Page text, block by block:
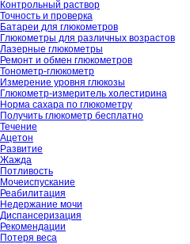
Контрольный раствор
Точность и проверка
Батареи для глюкометров
Глюкометры для различных возрастов
Лазерные глюкометры
Ремонт и обмен глюкометров
Тонометр-глюкометр
Измерение уровня глюкозы
Глюкометр-измеритель холестирина
Норма сахара по глюкометру
Получить глюкометр бесплатно
Течение
Ацетон
Развитие
Жажда
Потливость
Мочеиспускание
Реабилитация
Недержание мочи
Диспансеризация
Рекомендации
Потеря веса